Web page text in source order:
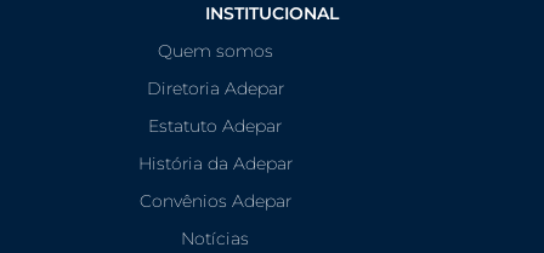
INSTITUCIONAL
Quem somos
Diretoria Adepar
Estatuto Adepar
História da Adepar
Convênios Adepar
Notícias